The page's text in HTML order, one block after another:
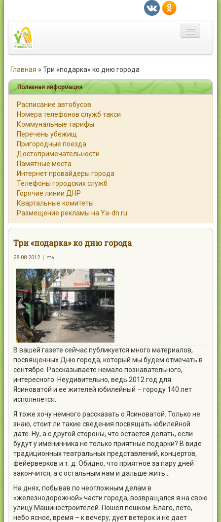
Город
Статьи
Каталог
Справочник
Работа
Объявления
Помощь
Контакты
Главная » Три «подарка» ко дню города
Полезная информация
Расписание автобусов
Номера телефонов служб такси
Коммунальные тарифы
Перечень убежищ
Пригородные поезда
Достопримечательности
Памятные места
Интернет провайдеры города
Телефоны городских служб
Горячие линии ДНР
Квартальные комитеты
Размещение рекламы на Ya-dn.ru
Три «подарка» ко дню города
28.08.2012 | mv
В вашей газете сейчас публикуется много материалов,
посвященных Дню города, который мы будем отмечать в
сентябре. Рассказываете немало познавательного,
интересного. Неудивительно, ведь 2012 год для
Ясиноватой и ее жителей юбилейный – городу 140 лет
исполняется.
Я тоже хочу немного рассказать о Ясиноватой. Только не
знаю, стоит ли такие сведения посвящать юбилейной
дате. Ну, а с другой стороны, что остается делать, если
будут у именинника не только приятные подарки? В виде
традиционных театральных представлений, концертов,
фейерверков и т. д. Обидно, что приятное за пару дней
закончится, а с остальным нам и дальше жить…
На днях, побывав по неотложным делам в
«железнодорожной» части города, возвращался я на свою
улицу Машиностроителей. Пошел пешком. Благо, лето,
небо ясное, время – к вечеру, дует ветерок и не дает